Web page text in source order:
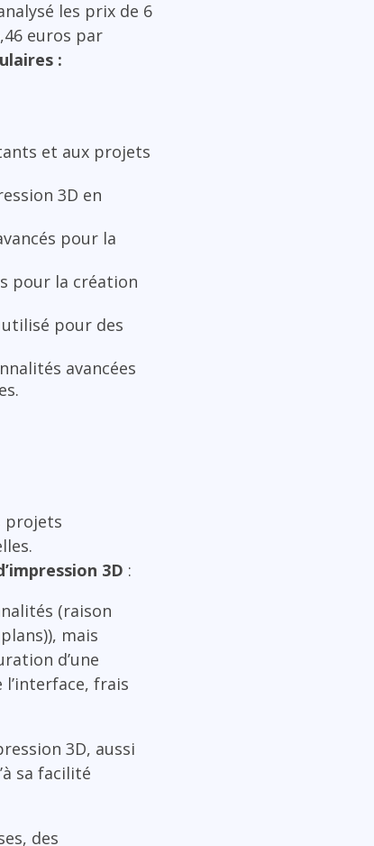
les prix de 6
euros par
:
et aux projets
3D en
pour la
pour la création
pour des
avancées
projets
3D :
(raison
mais
d’une
frais
3D, aussi
sa facilité
des